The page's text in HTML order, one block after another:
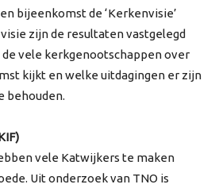
bijeenkomst de ‘Kerkenvisie’
zijn de resultaten vastgelegd
vele kerkgenootschappen over
kijkt en welke uitdagingen er zijn
behouden.
vele Katwijkers te maken
Uit onderzoek van TNO is